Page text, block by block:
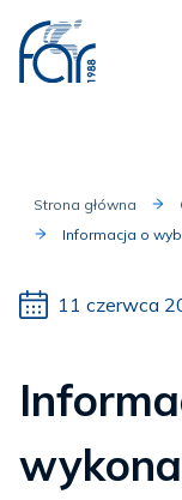
Strona główna
Informacja o
11 czerwca